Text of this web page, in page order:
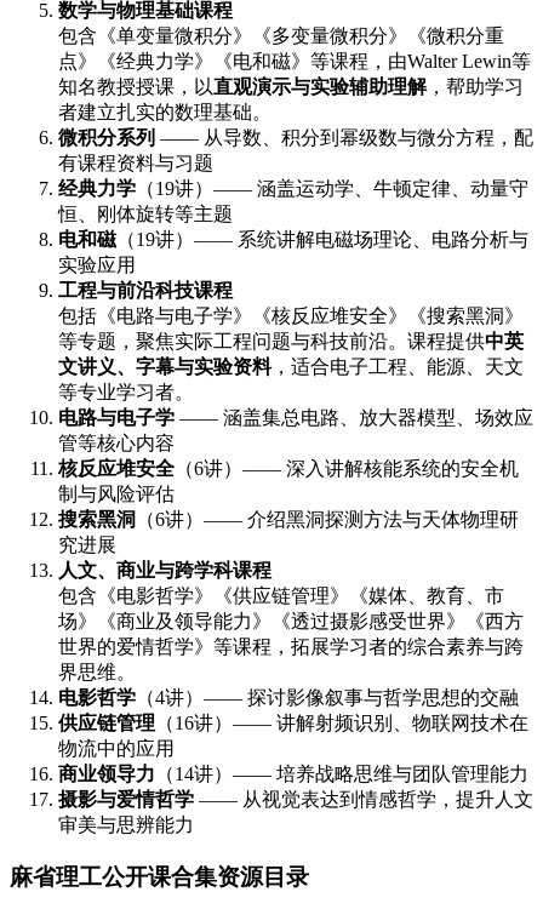
数学与物理基础课程
包含《单变量微积分》《多变量微积分》《微积分重
点》《经典力学》《电和磁》等课程，由Walter Lewin等
知名教授授课，以直观演示与实验辅助理解，帮助学习
者建立扎实的数理基础。
微积分系列 —— 从导数、积分到幂级数与微分方程，配
有课程资料与习题
经典力学 （19讲）—— 涵盖运动学、牛顿定律、动量守
恒、刚体旋转等主题
电和磁（19讲）—— 系统讲解电磁场理论、电路分析与
实验应用
工程与前沿科技课程
包括《电路与电子学》《核反应堆安全》《搜索黑洞》
等专题，聚焦实际工程问题与科技前沿。课程提供中英
文讲义、字幕与实验资料，适合电子工程、能源、天文
等专业学习者。
电路与电子学 —— 涵盖集总电路、放大器模型、场效应
管等核心内容
核反应堆安全 （6讲）—— 深入讲解核能系统的安全机
制与风险评估
搜索黑洞
（6讲）—— 介绍黑洞探测方法与天体物理研
究进展
人文、商业与跨学科课程
包含《电影哲学》《供应链管理》《媒体、教育、市
场》《商业及领导能力》《透过摄影感受世界》《西方
世界的爱情哲学》等课程，拓展学习者的综合素养与跨
界思维。
电影哲学 （4讲）—— 探讨影像叙事与哲学思想的交融
供应链管理 （16讲）—— 讲解射频识别、物联网技术在
物流中的应用
商业领导力 （14讲）—— 培养战略思维与团队管理能力
摄影与爱情哲学 —— 从视觉表达到情感哲学，提升人文
审美与思辨能力
麻省理工公开课合集资源目录